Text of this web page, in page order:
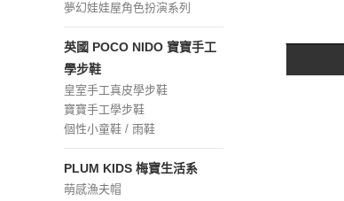
夢幻娃娃屋角色扮演系列
英國 POCO NIDO 寶寶手工
學步鞋
皇室手工真皮學步鞋
寶寶手工學步鞋
個性小童鞋 / 雨鞋
PLUM KIDS 梅寶生活系
萌感漁夫帽